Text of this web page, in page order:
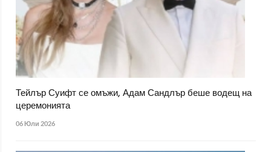
Тейлър Суифт се омъжи, Адам Сандлър беше водещ на
церемонията
06 Юли 2026